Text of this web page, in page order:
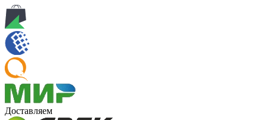
Доставляем